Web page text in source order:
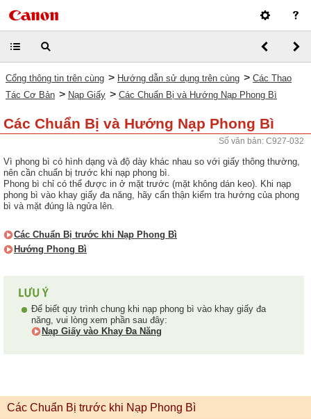
Cổng thông tin trên cùng > Hướng dẫn sử dụng trên cùng > Các Thao
Tác Cơ Bản > Nạp Giấy > Các Chuẩn Bị và Hướng Nạp Phong Bì
Các Chuẩn Bị và Hướng Nạp Phong Bì
Số văn bản: C927-032
Vì phong bì có hình dạng và độ dày khác nhau so với giấy thông thường,
nên cần chuẩn bị trước khi nạp phong bì.
Phong bì chỉ có thể được in ở mặt trước (mặt không dán keo). Khi nạp
phong bì vào khay giấy đa năng, hãy cẩn thận kiểm tra hướng của phong
bì và mặt đúng là ngửa lên.
Các Chuẩn Bị trước khi Nạp Phong Bì
Hướng Phong Bì
Để biết quy trình chung khi nạp phong bì vào khay giấy đa
năng, vui lòng xem phần sau đây:
Nạp Giấy vào Khay Đa Năng
Các Chuẩn Bị trước khi Nạp Phong Bì